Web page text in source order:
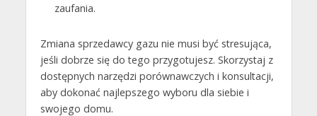
zaufania.
Zmiana sprzedawcy gazu nie musi być stresująca,
jeśli dobrze się do tego przygotujesz. Skorzystaj z
dostępnych narzędzi porównawczych i konsultacji,
aby dokonać najlepszego wyboru dla siebie i
swojego domu.